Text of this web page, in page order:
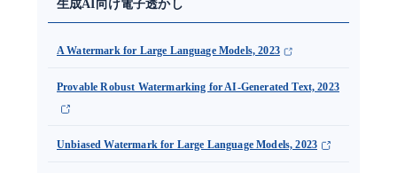
生成AI向け電子透かし
A Watermark for Large Language Models, 2023
Provable Robust Watermarking for AI-Generated Text, 2023
Unbiased Watermark for Large Language Models, 2023